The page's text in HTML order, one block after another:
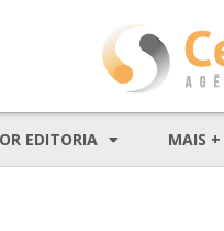
EDITORIA MAIS +